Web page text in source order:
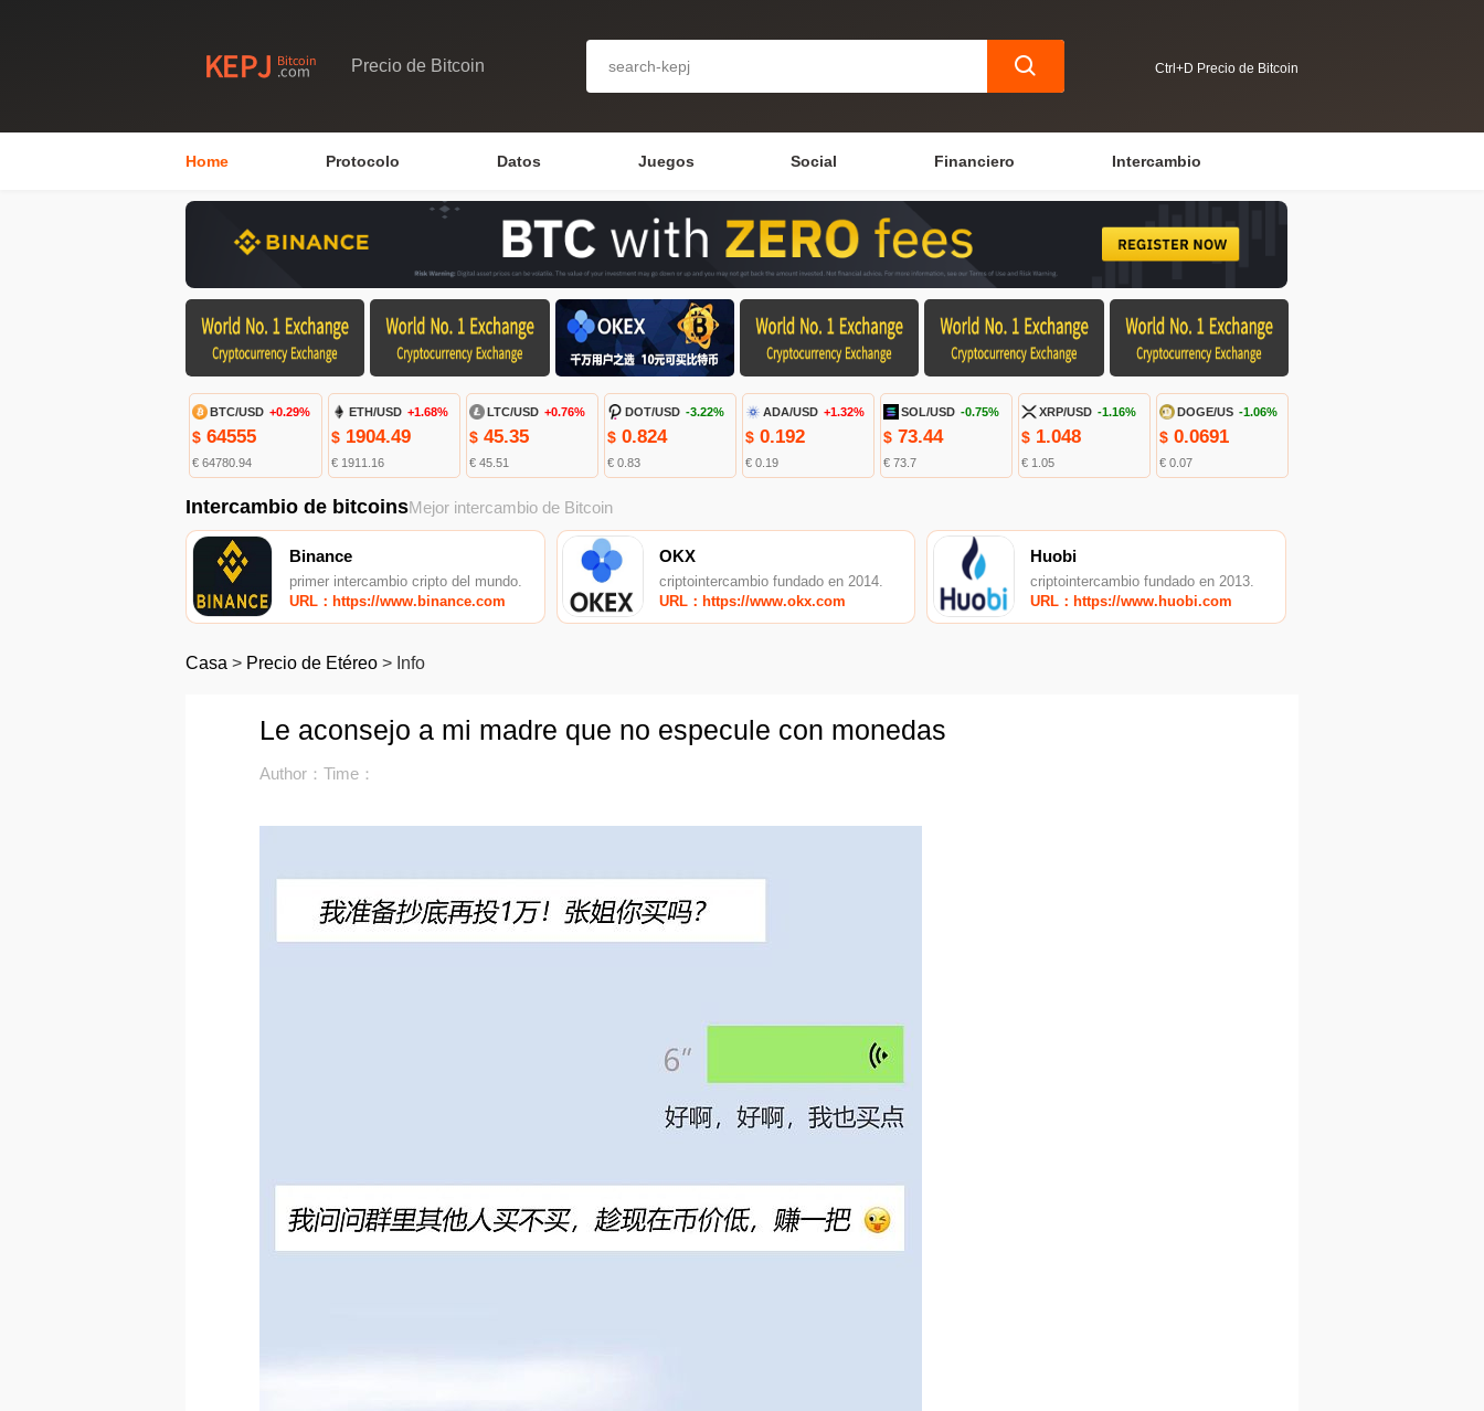
Precio de Bitcoin Ctrl+D Precio de Bitcoin
Home Protocolo Datos Juegos Social Financiero Intercambio
BTC/USD +0.29%
$ 64555
€ 64780.94
ETH/USD +1.68%
$1904.49
€ 1911.16
LTC/USD +0.76%
$45.35
€ 45.51
DOT/USD -3.22%
$0.824
€ 0.83
ADA/USD +1.32%
$0.192
€ 0.19
SOL/USD -0.75%
$ 73.44
€ 73.7
XRP/USD -1.16%
$ 1.048
€ 1.05
DOGE/US -1.06%
$ 0.0691
€ 0.07
Intercambio de bitcoinsMejor intercambio de Bitcoin
Binance
primer intercambio cripto del mundo.
URL：https://www.binance.com
OKX
criptointercambio fundado en 2014.
URL：https://www.okx.com
Huobi
criptointercambio fundado en 2013.
URL：https://www.huobi.com
Casa > Precio de Etéreo > Info
Le aconsejo a mi madre que no especule con monedas
Author：Time：